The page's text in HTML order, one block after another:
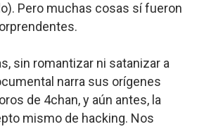
Pero muchas cosas sí fueron
sin romantizar ni satanizar a
narra sus orígenes
de 4chan, y aún antes, la
mismo de hacking. Nos